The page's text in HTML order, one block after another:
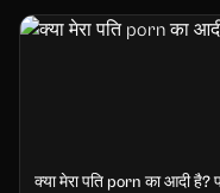
क्या मेरा पति porn का आदी